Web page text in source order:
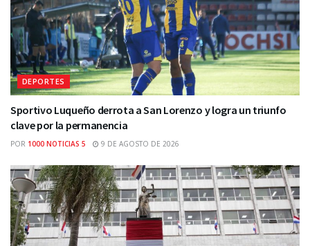
DEPORTES
Sportivo Luqueño derrota a San Lorenzo y logra un triunfo
clave por la permanencia
POR 1000 NOTICIAS 5 9 DE AGOSTO DE 2026